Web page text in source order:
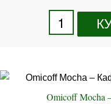
Omicoff Mocha